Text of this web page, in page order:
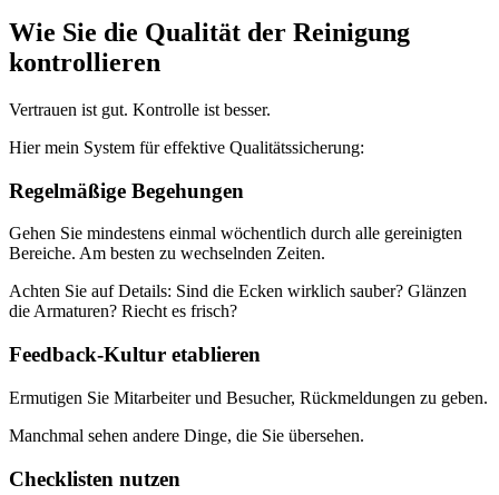
Wie Sie die Qualität der Reinigung
kontrollieren
Vertrauen ist gut. Kontrolle ist besser.
Hier mein System für effektive Qualitätssicherung:
Regelmäßige Begehungen
Gehen Sie mindestens einmal wöchentlich durch alle gereinigten
Bereiche. Am besten zu wechselnden Zeiten.
Achten Sie auf Details: Sind die Ecken wirklich sauber? Glänzen
die Armaturen? Riecht es frisch?
Feedback-Kultur etablieren
Ermutigen Sie Mitarbeiter und Besucher, Rückmeldungen zu geben.
Manchmal sehen andere Dinge, die Sie übersehen.
Checklisten nutzen